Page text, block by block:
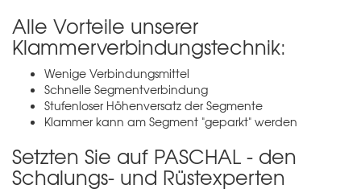
Alle Vorteile unserer
Klammerverbindungstechnik:
Wenige Verbindungsmittel
Schnelle Segmentverbindung
Stufenloser Höhenversatz der Segmente
Klammer kann am Segment "geparkt" werden
Setzten Sie auf PASCHAL - den
Schalungs- und Rüstexperten